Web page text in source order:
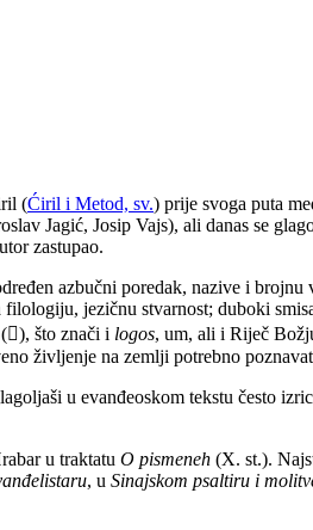
(Ćiril i Metod, sv.) prije svoga puta
Jagić, Josip Vajs), ali danas se
zastupao.
azbučni poredak, nazive i
jezičnu stvarnost; duboki
(), što znači i logos, um, ali i Riječ
življenje na zemlji potrebno
u evanđeoskom tekstu često
u traktatu O pismeneh (X. st.).
, u Sinajskom psaltiru i